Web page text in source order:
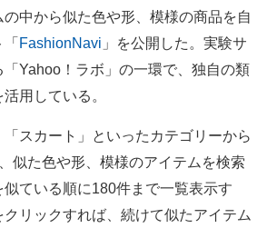
総合サイト
用を支援
専門サイト
応用
の中から似た色や形、模様の商品を自
FashionNavi 」を公開した。実験サ
「Yahoo！ラボ」の一環で、独自の類
用している。
スカート」といったカテゴリーから
似た色や形、模様のアイテムを検索
似ている順に180件まで一覧表示す
クリックすれば、続けて似たアイテム